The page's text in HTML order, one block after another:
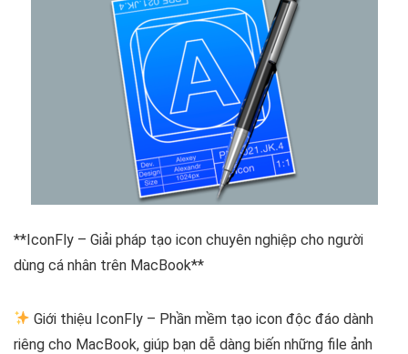
**IconFly – Giải pháp tạo icon chuyên nghiệp cho người
dùng cá nhân trên MacBook**
Giới thiệu IconFly – Phần mềm tạo icon độc đáo dành
riêng cho MacBook, giúp bạn dễ dàng biến những file ảnh